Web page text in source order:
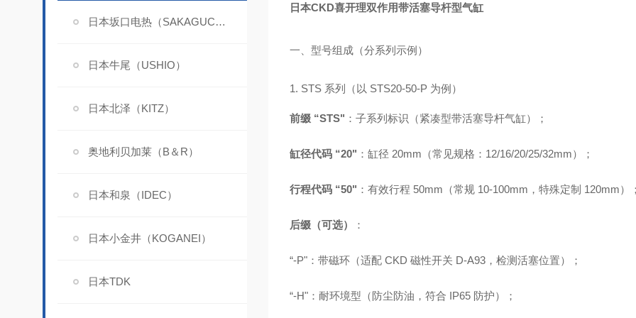
日本坂口电热（SAKAGUCHI）
日本牛尾（USHIO）
日本北泽（KITZ）
奥地利贝加莱（B＆R）
日本和泉（IDEC）
日本小金井（KOGANEI）
日本TDK
日本CKD喜开理双作用带活塞导杆型气缸
一、型号组成（分系列示例）
1. STS 系列（以 STS20-50-P 为例）
前缀 “STS" ：子系列标识（紧凑型带活塞导杆气缸）；
缸径代码 “20" ：缸径 20mm（常见规格：12/16/20/25/32mm）；
行程代码 “50" ：有效行程 50mm（常规 10-100mm，特殊定制 120mm）
后缀（可选） ：
“-P"：带磁环（适配 CKD 磁性开关 D-A93，检测活塞位置）；
“-H"：耐环境型（防尘防油，符合 IP65 防护）；